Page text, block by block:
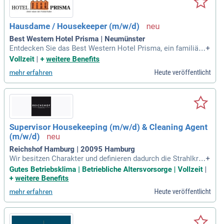
zurück, um die entspannte Atmosphäre und den hervorragen
den Service zu erleben. Entdecken Sie das Hotel NEPTUN,
wo Ihre Zufriedenheit unsere oberste Priorität ist!
Hausdame / Housekeeper (m/w/d)
Best Western Hotel Prisma | Neumünster
Entdecken Sie das Best Western Hotel Prisma, ein familiär
geführtes *** Hotel im Herzen Schleswig-Holsteins. Mit 93
eisende und Urlauber. Unsere ausgezeichnete Lage ermögli
cht einfachen Zugang zu Nord- und Ostsee sowie nahen Erh
olungsgebieten. Genießen Sie kulinarische Köstlichkeiten in
unserem Restaurant oder imHotelgarten für bis zu 150 Gäst
e. Für Tagungen stehen 7 vielseitige Räume bereit, die bis zu
140 Personen fassen. Vertrauen Sie auf unsere engagierten
Mitarbeiter und erleben Sie unvergessliche Momente im Be
st Western Hotel Prisma in Neumünster.
+
Vollzeit | + weitere Benefits
mehr erfahren Heute veröffentlicht
Supervisor Housekeeping (m/w/d) & Cleaning Agent
(m/w/d)
Reichshof Hamburg | 20095 Hamburg
Wir besitzen Charakter und definieren dadurch die Strahlkraf
t unseres Hauses. „Wir“ sind die Mitarbeiterinnen und Mitar
beiter!
+
Gutes Betriebsklima | Betriebliche Altersvorsorge | Vollzeit
+ weitere Benefits
mehr erfahren Heute veröffentlicht